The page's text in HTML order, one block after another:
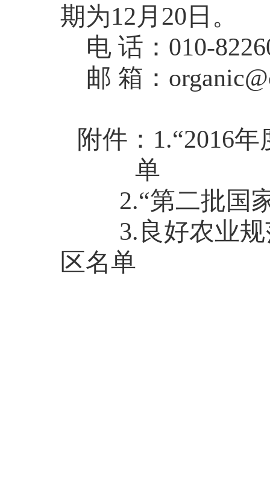
期为12月20日。
电 话：010-
邮 箱：
附件：1.“2016
单
2.“第二批国
3.良好农业
区名单